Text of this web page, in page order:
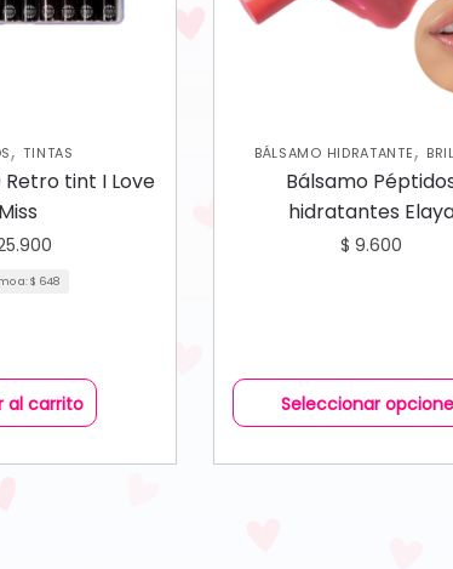
,TINTAS
Retro tint I Love
Miss
a:$ 648
al carrito
BÁLSAMO HIDRATANTE,
LABIOS,NUEVA
Bálsamo
hidratantes
$ 9.600
Seleccionar